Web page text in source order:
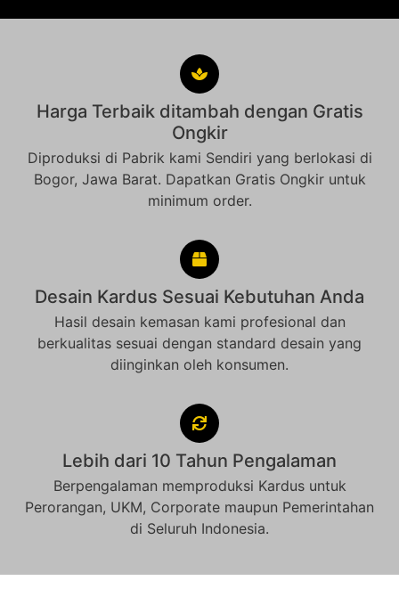
Harga Terbaik ditambah dengan Gratis
Ongkir
Diproduksi di Pabrik kami Sendiri yang berlokasi di
Bogor, Jawa Barat. Dapatkan Gratis Ongkir untuk
minimum order.
Desain Kardus Sesuai Kebutuhan Anda
Hasil desain kemasan kami profesional dan
berkualitas sesuai dengan standard desain yang
diinginkan oleh konsumen.
Lebih dari 10 Tahun Pengalaman
Berpengalaman memproduksi Kardus untuk
Perorangan, UKM, Corporate maupun Pemerintahan
di Seluruh Indonesia.